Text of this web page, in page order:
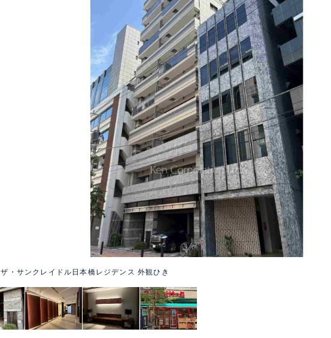
ザ・サンクレイドル日本橋レジデンス 外観ひき